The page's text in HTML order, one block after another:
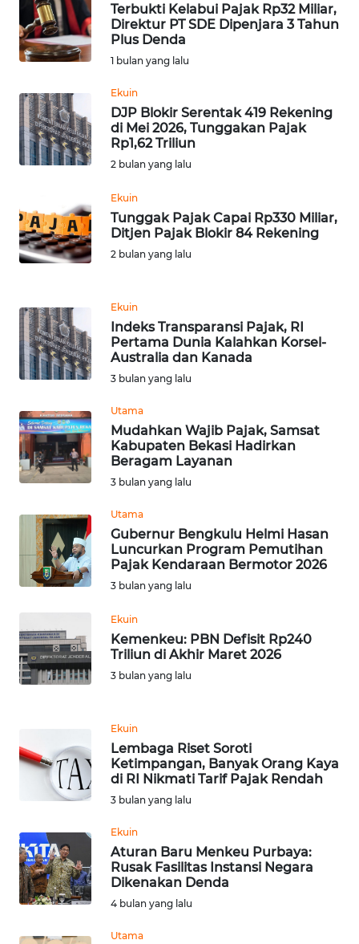
Terbukti Kelabui Pajak Rp32 Miliar,
Direktur PT SDE Dipenjara 3 Tahun
Plus Denda
1 bulan yang lalu
Ekuin
DJP Blokir Serentak 419 Rekening
di Mei 2026, Tunggakan Pajak
Rp1,62 Triliun
2 bulan yang lalu
Ekuin
Tunggak Pajak Capai Rp330 Miliar,
Ditjen Pajak Blokir 84 Rekening
2 bulan yang lalu
Ekuin
Indeks Transparansi Pajak, RI
Pertama Dunia Kalahkan Korsel-
Australia dan Kanada
3 bulan yang lalu
Utama
Mudahkan Wajib Pajak, Samsat
Kabupaten Bekasi Hadirkan
Beragam Layanan
3 bulan yang lalu
Utama
Gubernur Bengkulu Helmi Hasan
Luncurkan Program Pemutihan
Pajak Kendaraan Bermotor 2026
3 bulan yang lalu
Ekuin
Kemenkeu: PBN Defisit Rp240
Triliun di Akhir Maret 2026
3 bulan yang lalu
Ekuin
Lembaga Riset Soroti
Ketimpangan, Banyak Orang Kaya
di RI Nikmati Tarif Pajak Rendah
3 bulan yang lalu
Ekuin
Aturan Baru Menkeu Purbaya:
Rusak Fasilitas Instansi Negara
Dikenakan Denda
4 bulan yang lalu
Utama
INFO
IKLAN
KAMI
PEDOMAN
MEDIA
REDAKSI
KARIR
DISCLAIMER
Wahana
News
Regional
WN
SUMUT
WN
WN
JABAR
BANTEN
WN
NTT
WN
PAPUA
WN
PAPUA
BARAT